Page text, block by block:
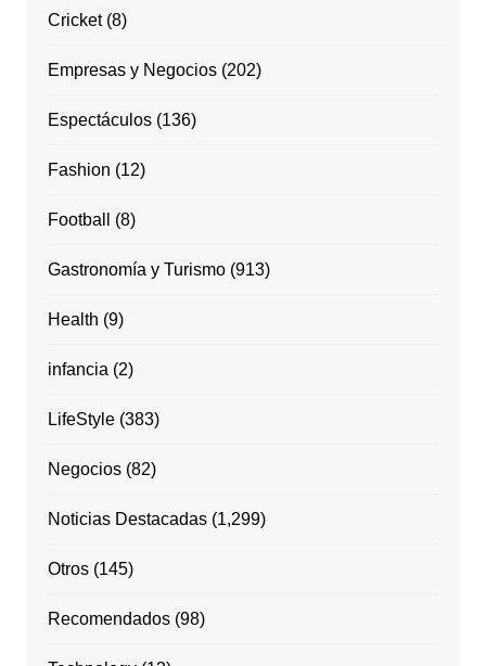
Cricket(8)
Empresas y Negocios(202)
Espectáculos(136)
Fashion (12)
Football (8)
Gastronomía y Turismo(913)
Health (9)
infancia (2)
LifeStyle(383)
Negocios(82)
Noticias Destacadas(1,299)
Otros(145)
Recomendados(98)